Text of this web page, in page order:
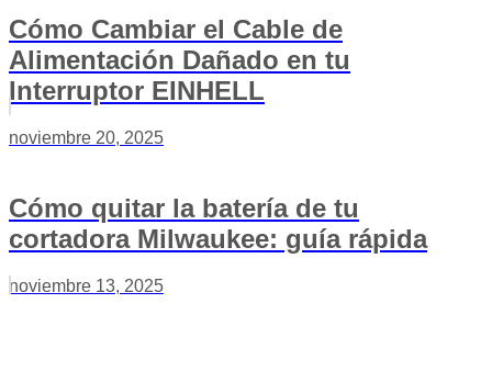
Cómo Cambiar el Cable de
Alimentación Dañado en tu
Interruptor EINHELL
noviembre 20, 2025
Cómo quitar la batería de tu
cortadora Milwaukee: guía rápida
noviembre 13, 2025